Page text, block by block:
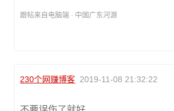
跟帖来自电脑端 · 中国广东河源
230个网赚博客 2019-11-08 21:32:22